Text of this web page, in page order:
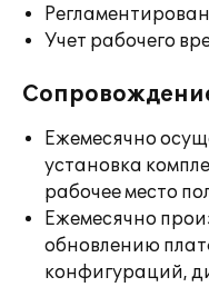
Учет рабочего
Ежемесячно
установка
рабочее место
Ежемесячно
обновлению
конфигураций,